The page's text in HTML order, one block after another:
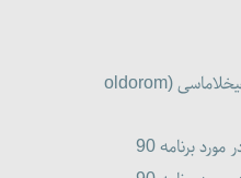
اولدورم بولدورم کلمه سینین آچیخلاماسی (oldorom
برنامه 90